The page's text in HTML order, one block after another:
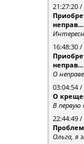
21:27:20
неправ...
16:48:30
неправ...
О
03:04:54
О
В первую
22:44:49
Ольга, я